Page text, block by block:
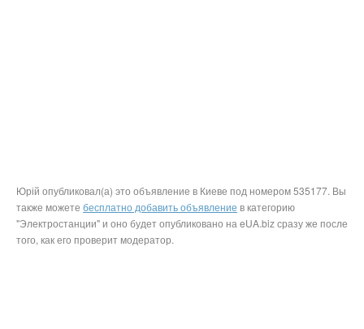
Юрій опубликовал(а) это объявление в Киеве под номером 535177. Вы
также можете бесплатно добавить объявление в категорию
"Электростанции" и оно будет опубликовано на eUA.biz сразу же после
того, как его проверит модератор.